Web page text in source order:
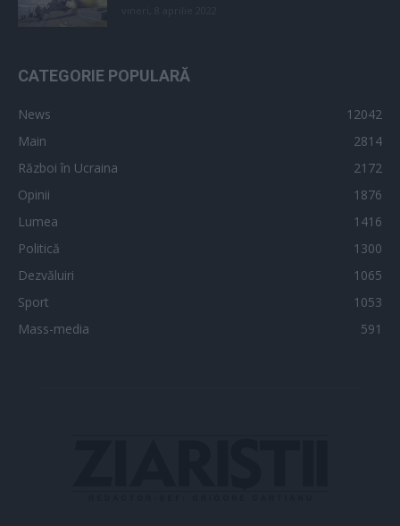
CATEGORIE POPULARĂ
News
12042
Main
2814
Război în Ucraina
2172
Opinii
1876
Lumea
1416
Politică
1300
Dezvăluiri
1065
Sport
1053
Mass-media
591